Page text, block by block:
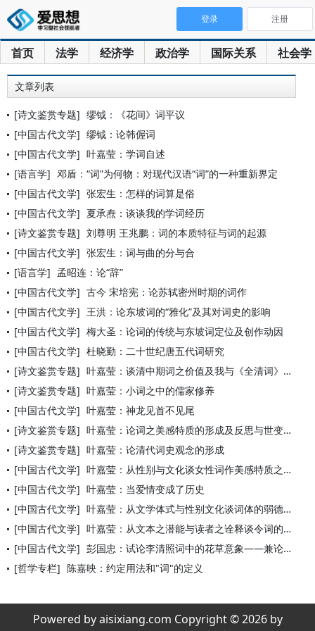
首页 法学 经济学 政治学 国际关系 社会学
登录 注册
文章列表
[诗文鉴赏专题] 缪钺：《花间》词平议
[中国古代文学] 缪钺：论韩偓词
[中国古代文学] 叶嘉莹：学词自述
[语言学] 邓盾：“词”为何物：对现代汉语“词”的一种重新界定
[中国古代文学] 张宏生：怎样的词算是俗
[中国古代文学] 夏承焘：谈谈我的学词经历
[诗文鉴赏专题] 刘尊明 王兆鹏：词的本质特征与词的起源
[中国古代文学] 张宏生：词与曲的分与合
[语言学] 孟昭连：论“辞”
[中国古代文学] 古今 宋培宪：论苏轼密州时期的词作
[中国古代文学] 王洪：论东坡词的“雅化”及其对词史的影响
[中国古代文学] 梅大圣：论词的传统与东坡词定位及创作动因
[中国古代文学] 杜晓勤：二十世纪唐五代词研究
[诗文鉴赏专题] 叶嘉莹：谈清中期词之价值及我与《全清词》编纂之因缘
[诗文鉴赏专题] 叶嘉莹：小词之中的儒家修养
[中国古代文学] 叶嘉莹：神龙见首不见尾
[诗文鉴赏专题] 叶嘉莹：论词之美感特质的形成及反思与世变之关系
[诗文鉴赏专题] 叶嘉莹：论清代词史观念的形成
[中国古代文学] 叶嘉莹：从性别与文化谈女性词作美感特质之演进
[中国古代文学] 叶嘉莹：当爱情变成了历史
[中国古代文学] 叶嘉莹：从文学体式与性别文化谈词体的弱德之美
[中国古代文学] 叶嘉莹：从文本之潜能与读者之诠释谈令词的美感特质
[中国古代文学] 彭国忠：试论李清照词中的花草意象——兼论李清照词创作的低俗倾
[哲学专栏] 陈嘉映：约定用法和"词"的定义
Powered by aisixiang.com Copyright © 2026 by